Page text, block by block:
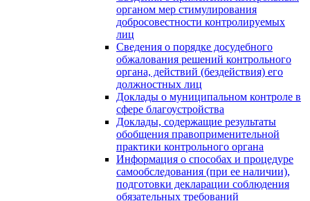
органом мер стимулирования
добросовестности контролируемых
лиц
Сведения о порядке досудебного
обжалования решений контрольного
органа, действий (бездействия) его
должностных лиц
Доклады о муниципальном контроле в
сфере благоустройства
Доклады, содержащие результаты
обобщения правоприменительной
практики контрольного органа
Информация о способах и процедуре
самообследования (при ее наличии),
подготовки декларации соблюдения
обязательных требований